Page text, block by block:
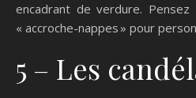
encadrant de verdure.
« accroche-nappes » pour
5 – Les